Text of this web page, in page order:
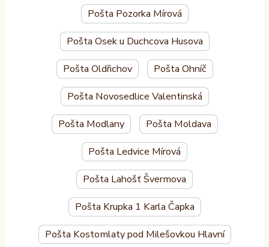
Pošta Pozorka Mírová
Pošta Osek u Duchcova Husova
Pošta Oldřichov Pošta Ohníč
Pošta Novosedlice Valentinská
Pošta Modlany Pošta Moldava
Pošta Ledvice Mírová
Pošta Lahošť Švermova
Pošta Krupka 1 Karla Čapka
Pošta Kostomlaty pod Milešovkou Hlavní